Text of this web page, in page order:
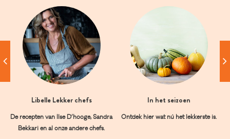
Libelle Lekker chefs
De recepten van Ilse D’hooge, Sandra
Bekkari en al onze andere chefs.
In het seizoen
Ontdek hier wat nú het lekkerste is.